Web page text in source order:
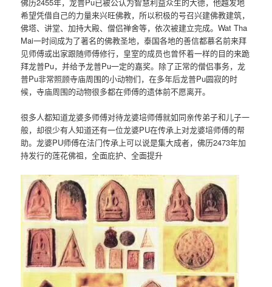
佛历2455年，龙普Pu已被公认为智慧利益众生的大德，他越发地
希望凭借自己的力量来兴旺佛教，所以积极的号召兴建佛教建筑，
佛塔、讲堂、加持大殿、僧侣禅舍等，依次被建立完成。Wat Tha
Mai一时间成为了著名的佛教圣地，泰国各地的善信都慕名前来拜
见师傅或出家跟随师傅修行，皇室的成员也曾怀着一样的目的来跪
拜龙普Pu，并给予龙普Pu一定的嘉奖。除了正常的僧侣事务，龙
普Pu非常照顾寺庙周围的小动物们，在多年后龙普Pu圆寂的时
候，寺庙周围的动物很多都在师傅的遗体前不愿离开。
很多人都知道龙婆多师傅对待龙婆培师傅就如同亲传弟子和儿子一
般，却很少有人知道还有一位龙婆PU在传承上对龙婆培师傅的帮
助。龙婆PU师傅在法门传承上可以说是集大成者，佛历2473年加
持发行的莲花佛祖，全面庇护、全面提升